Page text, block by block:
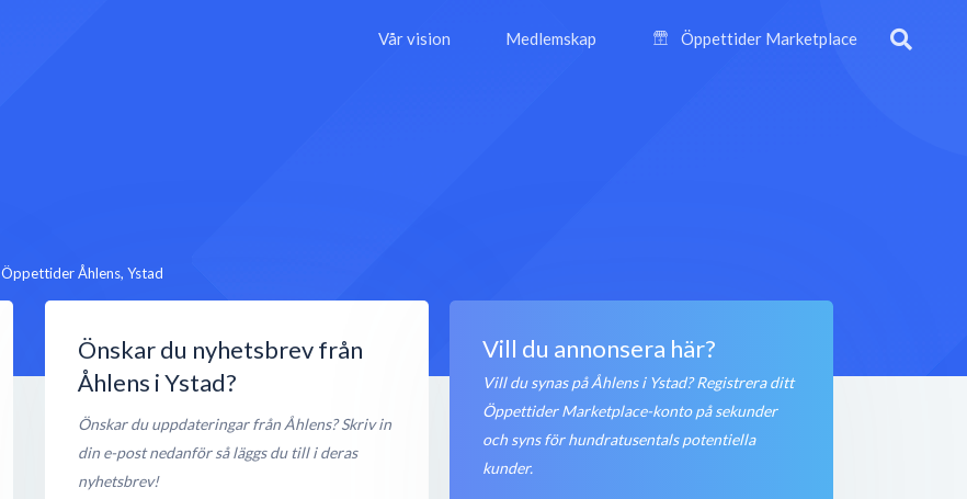
Vår vision Medlemskap Öppettider Marketplace
Öppettider Åhlens, Ystad
Önskar du nyhetsbrev från
Åhlens i Ystad?
Önskar du uppdateringar från Åhlens? Skriv in
din e-post nedanför så läggs du till i deras
nyhetsbrev!
Vill du annonsera här?
Vill du synas på Åhlens i Ystad? Registrera ditt
Öppettider Marketplace-konto på sekunder
och syns för hundratusentals potentiella
kunder.